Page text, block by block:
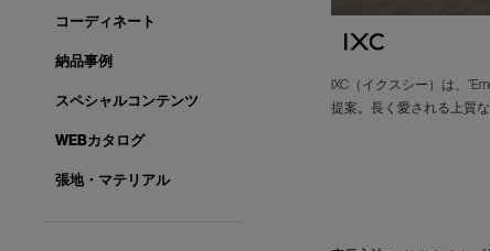
IXC（イクスシー）は、
提案。長く愛される上質
コーディネート
納品事例
スペシャルコンテンツ
WEBカタログ
張地・マテリアル